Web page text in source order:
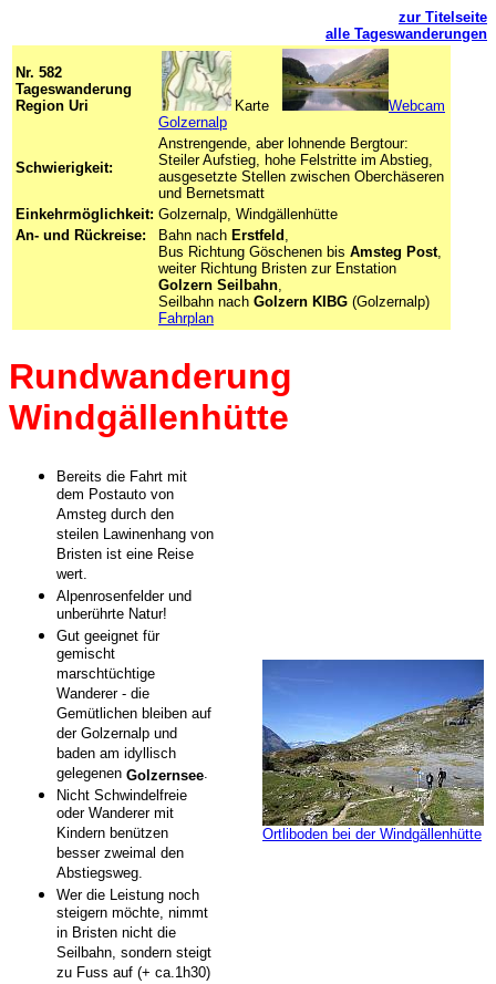
zur Titelseite
alle Tageswanderungen
Nr. 582
Tageswanderung
Region Uri
Karte
Webcam
Golzernalp
Schwierigkeit:
Anstrengende, aber lohnende Bergtour:
Steiler Aufstieg, hohe Felstritte im Abstieg,
ausgesetzte Stellen zwischen Oberchäseren
und Bernetsmatt
Einkehrmöglichkeit: Golzernalp, Windgällenhütte
An- und Rückreise:
Bahn nach Erstfeld ,
Bus Richtung Göschenen bis Amsteg Post,
weiter Richtung Bristen zur Enstation
Golzern Seilbahn,
Seilbahn nach Golzern KIBG (Golzernalp)
Fahrplan
Rundwanderung
Windgällenhütte
Bereits die Fahrt mit
dem Postauto von
Amsteg durch den
steilen Lawinenhang von
Bristen ist eine Reise
wert.
Alpenrosenfelder und
unberührte Natur!
Gut geeignet für
gemischt
marschtüchtige
Wanderer - die
Gemütlichen bleiben auf
der Golzernalp und
baden am idyllisch
gelegenen Golzernsee.
Nicht Schwindelfreie
oder Wanderer mit
Kindern benützen
besser zweimal den
Abstiegsweg.
Wer die Leistung noch
steigern möchte, nimmt
in Bristen nicht die
Seilbahn, sondern steigt
zu Fuss auf (+ ca.1h30)
Ortliboden bei der Windgällenhütte